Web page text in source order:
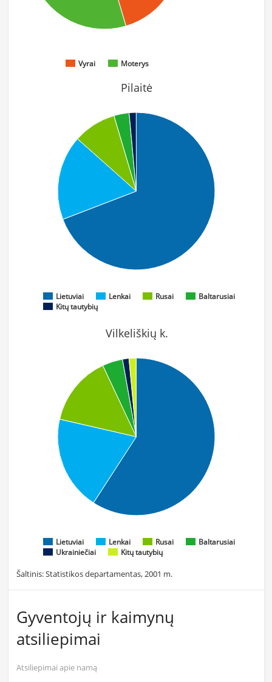
Vyrai Moterys
Pilaitė
Lietuviai Lenkai Rusai
Baltarusiai
Kitų tautybių
Vilkeliškių k.
Lietuviai Lenkai Rusai
Baltarusiai
Ukrainiečiai
Kitų tautybių
Šaltinis: Statistikos departamentas, 2001 m.
Gyventojų ir kaimynų
atsiliepimai
Atsiliepimai apie namą